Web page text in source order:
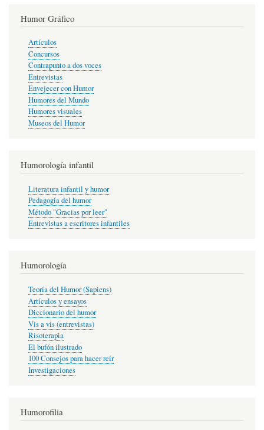
Humor Gráfico
Artículos
Concursos
Contrapunto a dos voces
Entrevistas
Envejecer con Humor
Humores del Mundo
Humores visuales
Museos del Humor
Humorología infantil
Literatura infantil y humor
Pedagogía del humor
Método "Gracias por leer"
Entrevistas a escritores infantiles
Humorología
Teoría del Humor (Sapiens)
Artículos y ensayos
Diccionario del humor
Vis a vis (entrevistas)
Risoterapia
El bufón ilustrado
100 Consejos para hacer reír
Investigaciones
Humorofilia